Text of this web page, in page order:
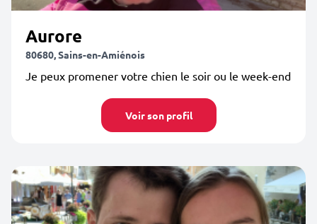
Aurore
80680, Sains-en-Amiénois
Je peux promener votre chien le soir ou le week-end
Voir son profil